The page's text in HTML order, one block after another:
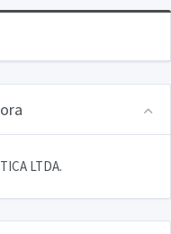
LTDA.